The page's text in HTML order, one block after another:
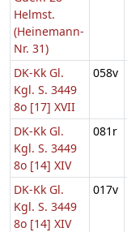
Helmst.
(Heinemann-
Nr. 31)
DK-Kk Gl.
Kgl. S. 3449
8o [17] XVII
058v
DK-Kk Gl.
Kgl. S. 3449
8o [14] XIV
081r
DK-Kk Gl.
Kgl. S. 3449
8o [14] XIV
017v